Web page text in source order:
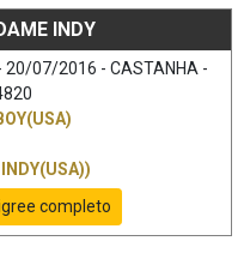
INDY
- 20/07/2016 - CASTANHA -
completo